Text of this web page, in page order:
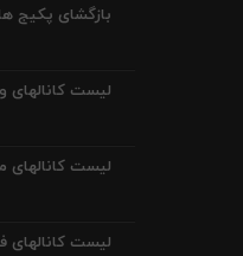
بازگشای پکیج
لیست
لیست
لیست کانالهای